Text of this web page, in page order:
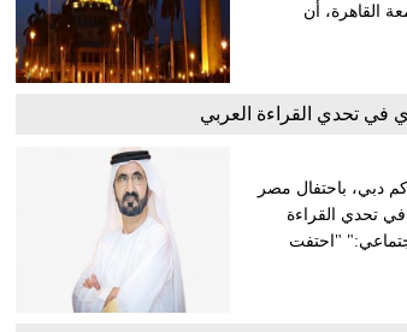
القاهرة، أن
دبي، باحتفال مصر
في تحدي القراءة
"احتفت